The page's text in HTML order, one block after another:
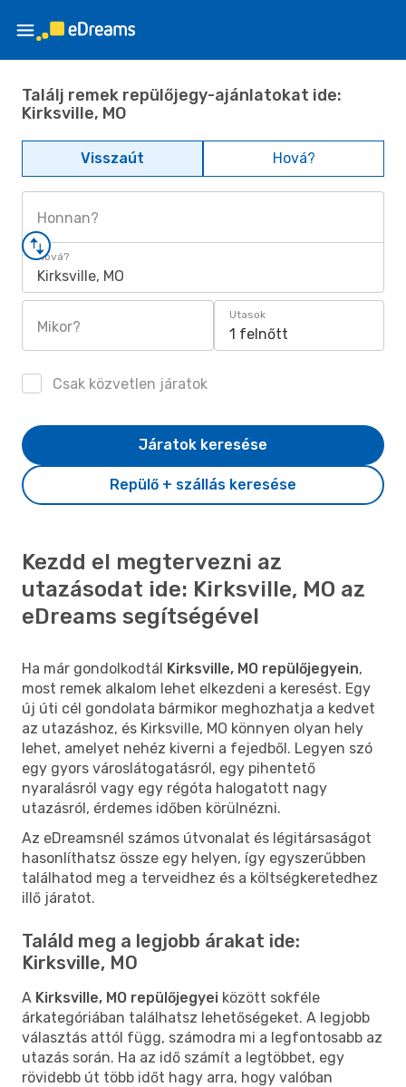
Találj remek repülőjegy-ajánlatokat ide:
Kirksville, MO
Visszaút Hová?
Honnan?
Hová?
Kirksville, MO
Mikor?
Utasok
1 felnőtt
Csak közvetlen járatok
Repülő + szállás keresése
Járatok keresése
Kezdd el megtervezni az
utazásodat ide: Kirksville, MO az
eDreams segítségével
Ha már gondolkodtál Kirksville, MO repülőjegyein,
most remek alkalom lehet elkezdeni a keresést. Egy
új úti cél gondolata bármikor meghozhatja a kedvet
az utazáshoz, és Kirksville, MO könnyen olyan hely
lehet, amelyet nehéz kiverni a fejedből. Legyen szó
egy gyors városlátogatásról, egy pihentető
nyaralásról vagy egy régóta halogatott nagy
utazásról, érdemes időben körülnézni.
Az eDreamsnél számos útvonalat és légitársaságot
hasonlíthatsz össze egy helyen, így egyszerűbben
találhatod meg a terveidhez és a költségkeretedhez
illő járatot.
Találd meg a legjobb árakat ide:
Kirksville, MO
A Kirksville, MO repülőjegyei között sokféle
árkategóriában találhatsz lehetőségeket. A legjobb
választás attól függ, számodra mi a legfontosabb az
utazás során. Ha az idő számít a legtöbbet, egy
rövidebb út több időt hagy arra, hogy valóban